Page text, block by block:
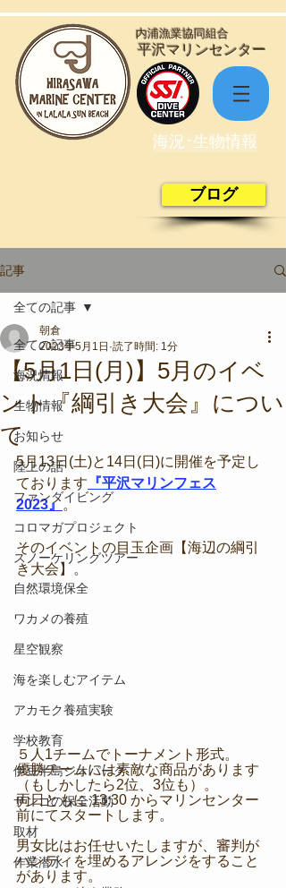
​平沢マリンセンター
​内浦漁業協同組合
海況･生物情報
ブログ
記事
全ての記事
海況情報
生物情報
お知らせ
陸上の話
ファンダイビング
コロマガプロジェクト
スノーケリングツアー
自然環境保全
ワカメの養殖
星空観察
海を楽しむアイテム
アカモク養殖実験
学校教育
伊豆半島ジオパーク
サンゴの保全活動
取材
作業潜水
全ての記事
【5月1日(月)】5月のイベ
ント『綱引き大会』につい
て
朝倉
2023年5月1日 読了時間: 1分
5月13日(土)と14日(日)に開催を予定し
ております 『平沢マリンフェス
2023』 。
そのイベントの目玉企画【海辺の綱引
き大会】。
５人1チームでトーナメント形式。
優勝チームには素敵な商品があります
（もしかしたら2位、3位も）。
両日ともに 13:30 からマリンセンター
前にてスタートします。
男女比はお任せいたしますが、審判が
ハンディを埋めるアレンジをすること
があります。​